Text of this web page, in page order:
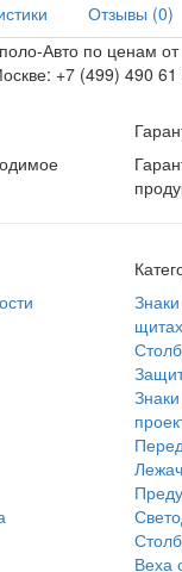
Отзывы (0)
Авто по ценам
+7 (499) 490 61
щитах
Веха